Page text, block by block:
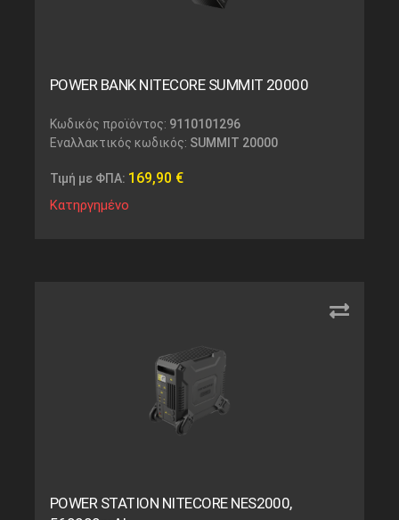
POWER BANK NITECORE SUMMIT 20000
Κωδικός προϊόντος: 9110101296
Εναλλακτικός κωδικός: SUMMIT 20000
Τιμή με ΦΠΑ: 169,90 €
Κατηργημένο
POWER STATION NITECORE NES2000,